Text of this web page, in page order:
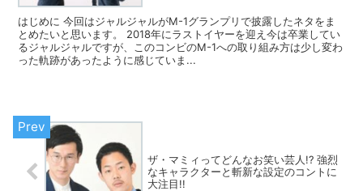
はじめに 今回はジャルジャルがM-1グランプリで披露したネタをま
とめたいと思います。 2018年にラストイヤーを迎え今は卒業してい
るジャルジャルですが、このコンビのM-1への取り組み方は少し変わ
った軌跡があったように感じていま...
ザ・マミィってどんなお笑い芸人!? 強烈
なキャラクターと斬新な設定のコントに
大注目!!